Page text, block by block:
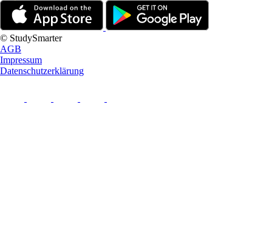
© StudySmarter
AGB
Impressum
Datenschutzerklärung